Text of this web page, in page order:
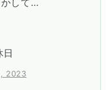
して…
2023